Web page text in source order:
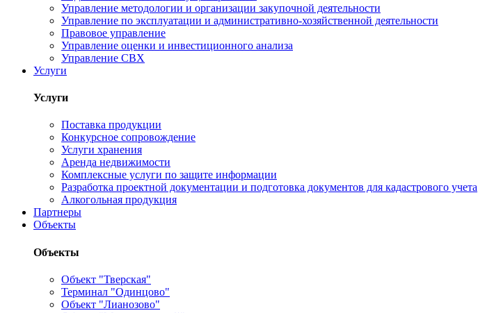
Управление методологии и организации закупочной деятельности
Управление по эксплуатации и административно-хозяйственной деятельности
Правовое управление
Управление оценки и инвестиционного анализа
Управление СВХ
Услуги
Услуги
Поставка продукции
Конкурсное сопровождение
Услуги хранения
Аренда недвижимости
Комплексные услуги по защите информации
Разработка проектной документации и подготовка документов для кадастрового учета
Алкогольная продукция
Партнеры
Объекты
Объекты
Объект "Тверская"
Терминал "Одинцово"
Объект "Лианозово"